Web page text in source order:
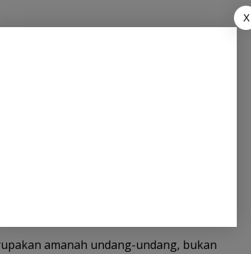
juga telah berdampak langsung
layanan kesehatan yang semakin
17 Mei 2026.
rakyat Aceh karena membatasi
hak dasar. Padahal, hal itu telah diatur
Kesehatan Aceh.
amanah undang-undang, bukan
X